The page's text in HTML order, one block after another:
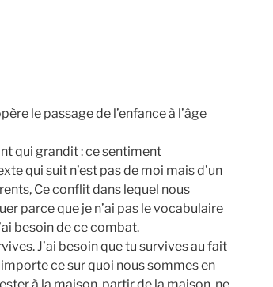
le passage de l’enfance à l’âge
qui grandit : ce sentiment
qui suit n’est pas de moi mais d’un
Ce conflit dans lequel nous
parce que je n’ai pas le vocabulaire
besoin de ce combat.
J’ai besoin que tu survives au fait
importe ce sur quoi nous sommes en
à la maison, partir de la maison, ne